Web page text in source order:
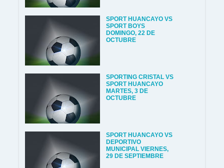
SPORT HUANCAYO VS
SPORT BOYS
DOMINGO, 22 DE
OCTUBRE
SPORTING CRISTAL VS
SPORT HUANCAYO
MARTES, 3 DE
OCTUBRE
SPORT HUANCAYO VS
DEPORTIVO
MUNICIPAL VIERNES,
29 DE SEPTIEMBRE